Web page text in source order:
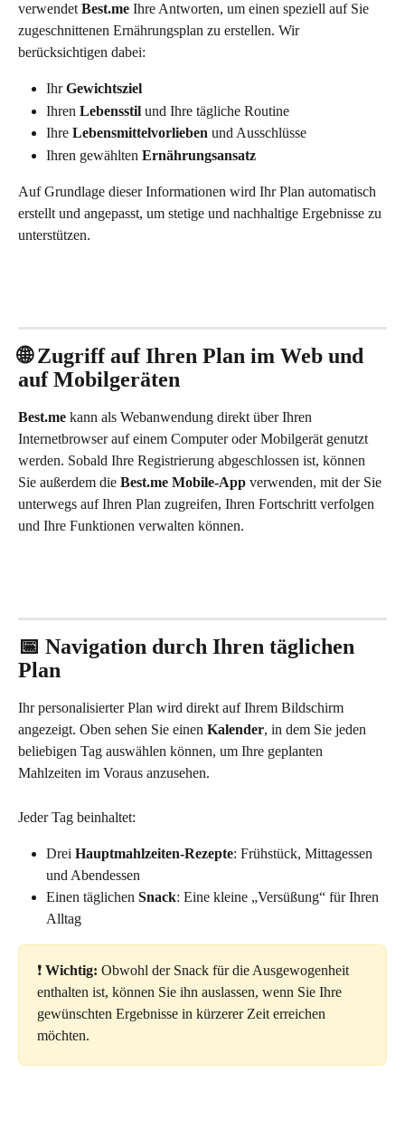
verwendet Best.me Ihre Antworten, um einen speziell auf Sie
zugeschnittenen Ernährungsplan zu erstellen. Wir
berücksichtigen dabei:
Ihr Gewichtsziel
Ihren Lebensstil und Ihre tägliche Routine
Ihre Lebensmittelvorlieben und Ausschlüsse
Ihren gewählten Ernährungsansatz
Auf Grundlage dieser Informationen wird Ihr Plan automatisch
erstellt und angepasst, um stetige und nachhaltige Ergebnisse zu
unterstützen.
🌐 Zugriff auf Ihren Plan im Web und
auf Mobilgeräten
Best.me kann als Webanwendung direkt über Ihren
Internetbrowser auf einem Computer oder Mobilgerät genutzt
werden. Sobald Ihre Registrierung abgeschlossen ist, können
Sie außerdem die Best.me Mobile-App verwenden, mit der Sie
unterwegs auf Ihren Plan zugreifen, Ihren Fortschritt verfolgen
und Ihre Funktionen verwalten können.
📅 Navigation durch Ihren täglichen
Plan
Ihr personalisierter Plan wird direkt auf Ihrem Bildschirm
angezeigt. Oben sehen Sie einen Kalender, in dem Sie jeden
beliebigen Tag auswählen können, um Ihre geplanten
Mahlzeiten im Voraus anzusehen.
Jeder Tag beinhaltet:
Drei Hauptmahlzeiten-Rezepte: Frühstück, Mittagessen
und Abendessen
Einen täglichen Snack: Eine kleine „Versüßung“ für Ihren
Alltag
❗️ Wichtig: Obwohl der Snack für die Ausgewogenheit
enthalten ist, können Sie ihn auslassen, wenn Sie Ihre
gewünschten Ergebnisse in kürzerer Zeit erreichen
möchten.